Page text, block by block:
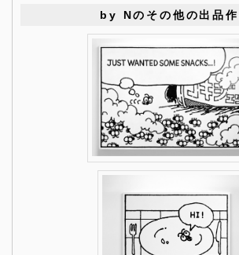
by Nのその他の出品作